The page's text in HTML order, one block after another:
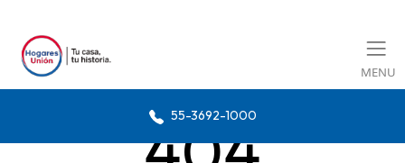
MENU
55-3692-1000